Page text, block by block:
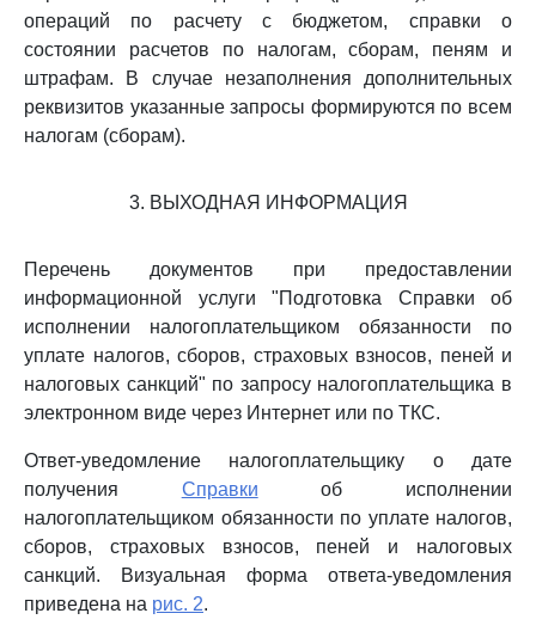
операций по расчету с бюджетом, справки о
состоянии расчетов по налогам, сборам, пеням и
штрафам. В случае незаполнения дополнительных
реквизитов указанные запросы формируются по всем
налогам (сборам).
3. ВЫХОДНАЯ ИНФОРМАЦИЯ
Перечень документов при предоставлении
информационной услуги "Подготовка Справки об
исполнении налогоплательщиком обязанности по
уплате налогов, сборов, страховых взносов, пеней и
налоговых санкций" по запросу налогоплательщика в
электронном виде через Интернет или по ТКС.
Ответ-уведомление налогоплательщику о дате
получения Справки об исполнении
налогоплательщиком обязанности по уплате налогов,
сборов, страховых взносов, пеней и налоговых
санкций. Визуальная форма ответа-уведомления
приведена на рис. 2.